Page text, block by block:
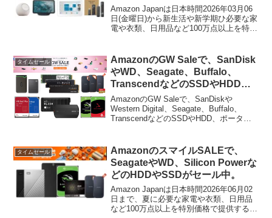
特別価格となる「Amazonデバイ
スがお得」セールが開催中。
Amazon Japanは日本時間2026年03月06
日(金曜日)から新生活や新学期ひ必要な家
電や衣類、日用品など100万点以上を特別
ルとしてAmazonデバイスのお買い得セー
ルを開催しています。
タイムセール
AmazonのGW Saleで、SanDisk
やWD、Seagate、Buffalo、
TranscendなどのSSDやHDD、
ポータブルストレージがセール
中。
AmazonのGW Saleで、SanDiskや
Western Digital、Seagate、Buffalo、
TranscendなどのSSDやHDD、ポータブ
タイムセール
AmazonのスマイルSALEで、
SeagateやWD、Silicon Powerな
どのHDDやSSDがセール中。
Amazon Japanは日本時間2026年06月02
日まで、夏に必要な家電や衣類、日用品
など100万点以上を特別価格で提供する